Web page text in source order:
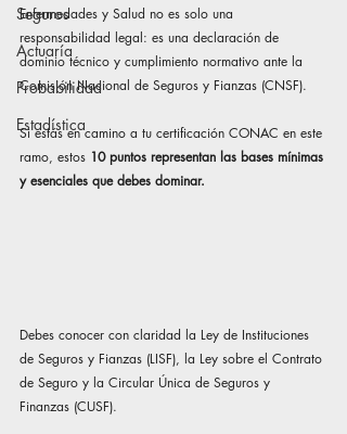
Seguros
Actuaría
Probabilidad
Estadística
Enfermedades y Salud no es solo una
responsabilidad legal: es una declaración de
dominio técnico y cumplimiento normativo ante la
Comisión Nacional de Seguros y Fianzas (CNSF).
Si estás en camino a tu certificación CONAC en este
ramo, estos 10 puntos representan las bases mínimas
y esenciales que debes dominar.
Debes conocer con claridad la Ley de Instituciones
de Seguros y Fianzas (LISF), la Ley sobre el Contrato
de Seguro y la Circular Única de Seguros y
Finanzas (CUSF).